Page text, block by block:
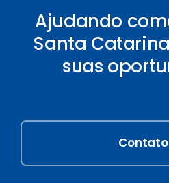
Ajudando
Santa
suas
Contato